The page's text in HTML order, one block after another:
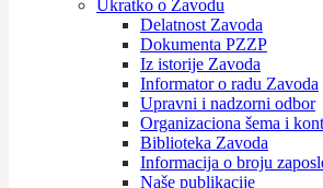
Ukratko o Zavodu
Delatnost Zavoda
Dokumenta PZZP
Iz istorije Zavoda
Informator o radu Zavoda
Upravni i nadzorni odbor
Organizaciona šema i
Biblioteka Zavoda
Informacija o broju
Naše publikacije